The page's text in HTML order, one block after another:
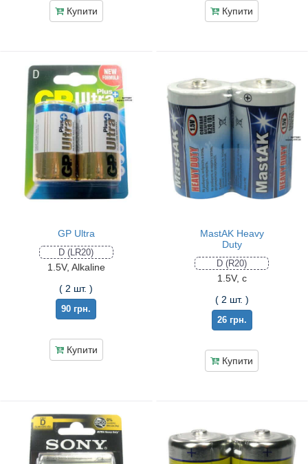
Купити Купити
GP Ultra
D (LR20)
1.5V, Alkaline
( 2 шт. )
90 грн.
Купити
MastAK Heavy
Duty
D (R20)
1.5V, c
( 2 шт. )
26 грн.
Купити